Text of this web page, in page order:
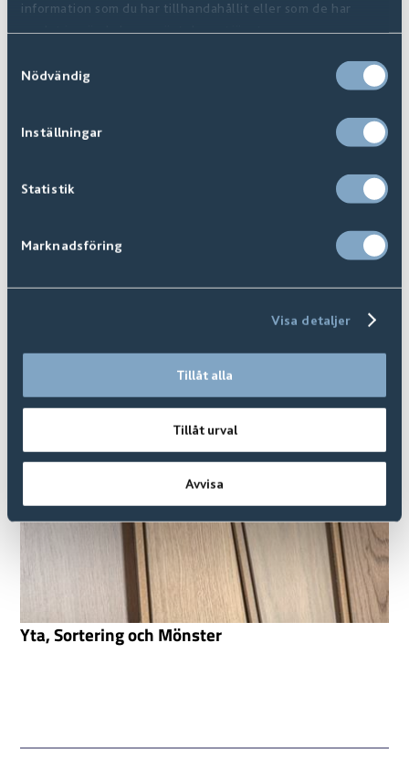
information som du har tillhandahållit eller som de har
samlat in när du har använt deras tjänster.
Nödvändig
Inställningar
Statistik
Marknadsföring
Visa detaljer
Tillåt alla
Tillåt urval
Avvisa
Yta, Sortering och Mönster